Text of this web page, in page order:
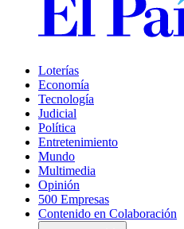
Loterías
Economía
Tecnología
Judicial
Política
Entretenimiento
Mundo
Multimedia
Opinión
500 Empresas
Contenido en Colaboración